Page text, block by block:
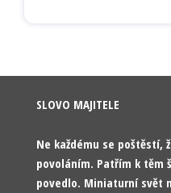
SLOVO MAJITELE
Ne každému se poštěstí,
povoláním. Patřím k těm
povedlo. Miniaturní svět